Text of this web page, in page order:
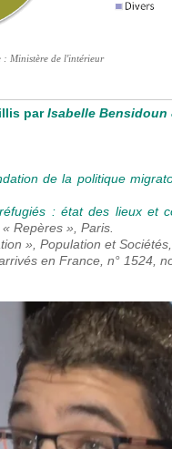
: Ministère de l'intérieur
parIsabelle Bensidoun
de la politique
: état des lieux et
Repères », Paris.
», Population et Sociétés
en France, n° 1524,